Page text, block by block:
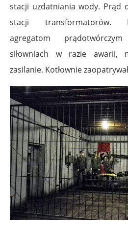
stacji uzdatniania wody. Prąd
stacji transformatorów.
agregatom
siłowniach w razie awarii,
zasilanie. Kotłownie